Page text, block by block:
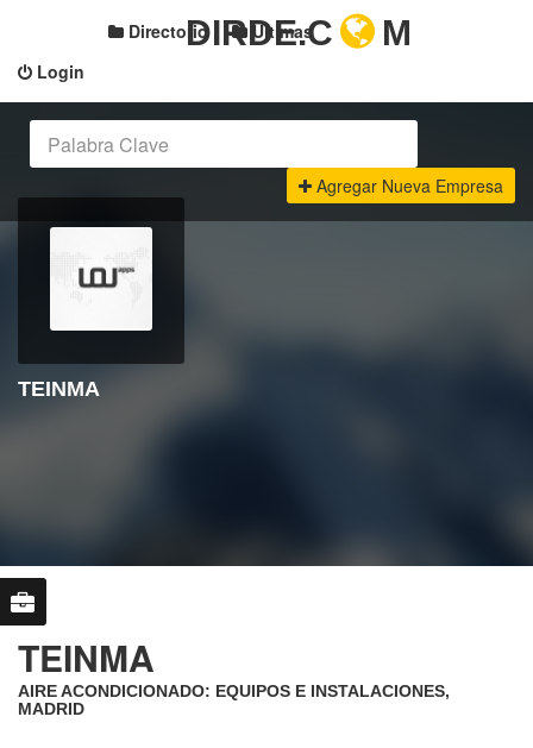
Login
Directorio Últimas
DIRDE.C M
Agregar Nueva Empresa
TEINMA
TEINMA
AIRE ACONDICIONADO: EQUIPOS E INSTALACIONES,
MADRID